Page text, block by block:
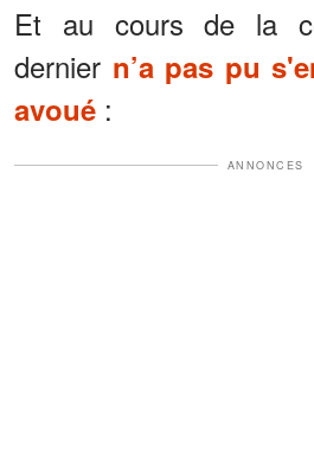
Et au cours de la
dernier n’a pas pu
avoué :
ANNONCES